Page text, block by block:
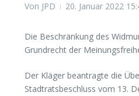
Von JPD 20. Januar 2022
Die Beschränkung des
Grundrecht der
Der Kläger beantragte die
Stadtratsbeschluss vom 13.